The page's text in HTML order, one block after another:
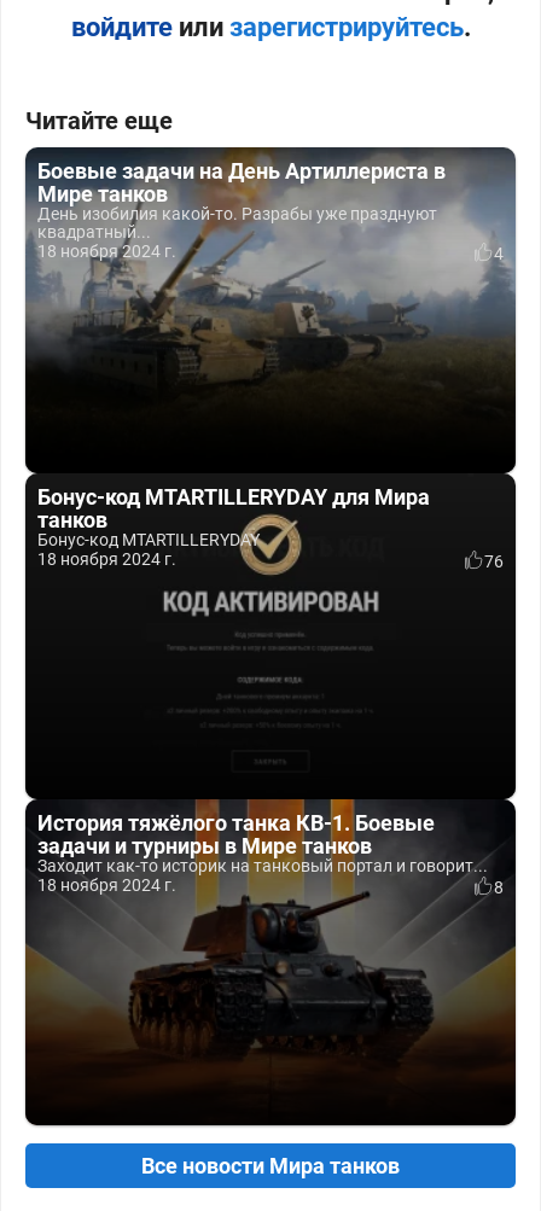
войдитеили зарегистрируйтесь.
Читайте еще
Боевые задачи на День Артиллериста в
Мире танков
День изобилия какой-то. Разрабы уже празднуют
квадратный...
18 ноября 2024 г.
4
Бонус-код MTARTILLERYDAY для Мира
танков
Бонус-код MTARTILLERYDAY
18 ноября 2024 г.
76
История тяжёлого танка КВ-1. Боевые
задачи и турниры в Мире танков
Заходит как-то историк на танковый портал и говорит...
18 ноября 2024 г.
8
Все новости Мира танков